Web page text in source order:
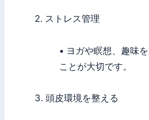
2. ストレス管理
• ヨガや瞑想、趣味
ことが大切です。
3. 頭皮環境を整える